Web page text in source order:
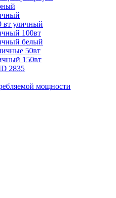
вт уличный
100вт
белый
50вт
150вт
2835
мощности